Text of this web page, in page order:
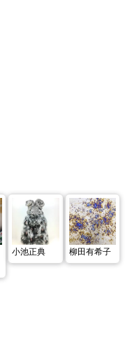
小池正典 柳田有希子